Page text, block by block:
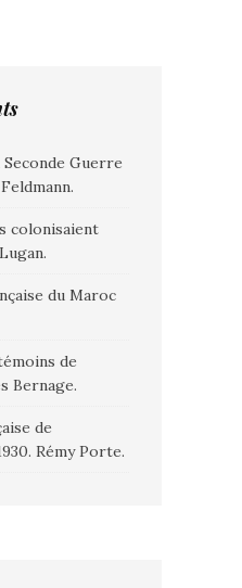
Guerre
colonisaient
du Maroc
de
Bernage.
de
Rémy Porte.